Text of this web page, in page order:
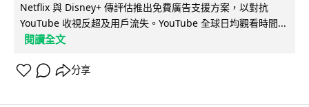
Netflix 與 Disney+ 傳評估推出免費廣告支援方案，以對抗
YouTube 收視反超及用戶流失。YouTube 全球日均觀看時間...
閱讀全文
分享